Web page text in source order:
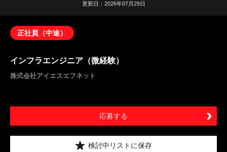
更新日：2026年07月29日
正社員（中途）
インフラエンジニア（微経験）
株式会社アイエスエフネット
応募する
検討中リストに保存